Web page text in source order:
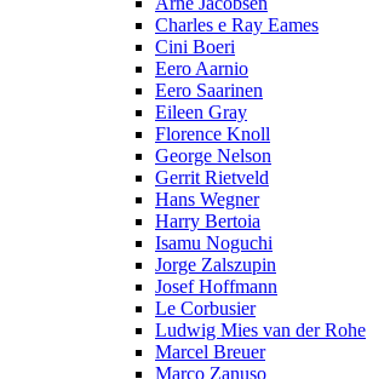
Charles e Ray Eames
Cini Boeri
Eero Aarnio
Eero Saarinen
Eileen Gray
Florence Knoll
George Nelson
Gerrit Rietveld
Hans Wegner
Harry Bertoia
Isamu Noguchi
Jorge Zalszupin
Josef Hoffmann
Le Corbusier
Ludwig Mies van der Rohe
Marcel Breuer
Marco Zanuso